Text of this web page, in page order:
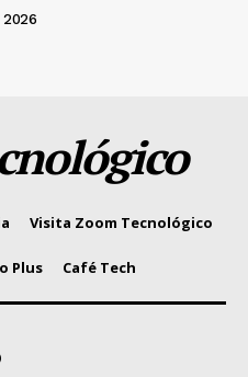
2026
Visita Zoom Tecnológico
Plus Café Tech